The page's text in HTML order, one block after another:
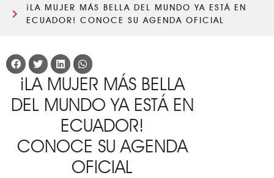
¡LA MUJER MÁS BELLA DEL MUNDO YA ESTÁ EN
ECUADOR! CONOCE SU AGENDA OFICIAL
¡LA MUJER MÁS BELLA
DEL MUNDO YA ESTÁ EN
ECUADOR!
CONOCE SU AGENDA
OFICIAL